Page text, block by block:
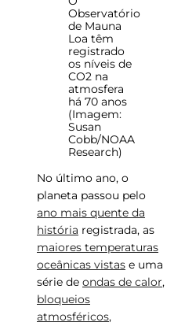
Observatório
de Mauna
Loa têm
registrado
os níveis de
CO2 na
atmosfera
há 70 anos
(Imagem:
Susan
Cobb/NOAA
Research)
No último ano, o
planeta passou pelo
ano mais quente da
história registrada, as
maiores temperaturas
oceânicas vistas e uma
série de ondas de calor,
bloqueios
atmosféricos,